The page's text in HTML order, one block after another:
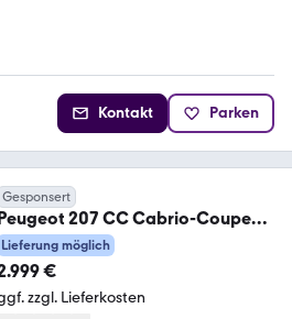
Kontakt Parken
Gesponsert
207 CC Cabrio-Coupe
Lieferung möglich
€
zzgl. Lieferkosten